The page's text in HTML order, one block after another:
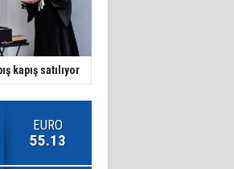
kapış satılıyor
EURO
55.13